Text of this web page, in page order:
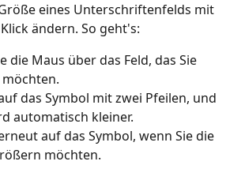
eines Unterschriftenfelds mit
ändern. So geht's:
die Maus über das Feld, das Sie
das Symbol mit zwei Pfeilen, und
automatisch kleiner.
auf das Symbol, wenn Sie die
möchten.